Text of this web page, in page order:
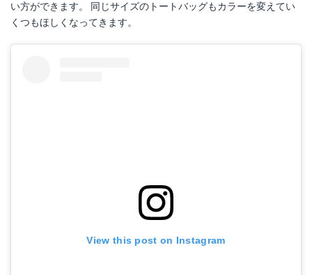
い方ができます。 同じサイズのトートバッグもカラーを変えてい
くつもほしくなってきます。
View this post on Instagram